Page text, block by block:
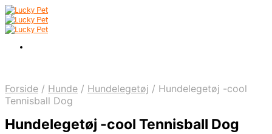
Forside / Hunde / Hundelegetøj / Hundelegetøj -cool
Tennisball Dog
Hundelegetøj -cool Tennisball Dog